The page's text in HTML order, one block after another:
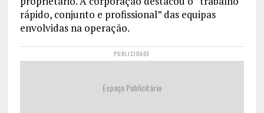
rápido, conjunto e profissional” das equipas
envolvidas na operação.
PUBLICIDADE
Espaço Publicitário